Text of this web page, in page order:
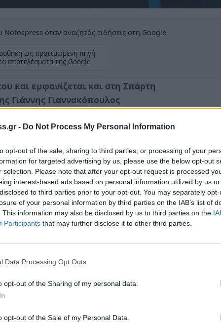
- Do Not Process My Personal Information
opt-out of the sale, sharing to third parties, or processing of your
for targeted advertising by us, please use the below opt-out
selection. Please note that after your opt-out request is processed
interest-based ads based on personal information utilized by us
to third parties prior to your opt-out. You may separately
of your personal information by third parties on the IAB’s list of
This information may also be disclosed by us to third parties on the
Participants that may further disclose it to other third parties.
Data Processing Opt Outs
opt-out of the Sharing of my personal data.
opt-out of the Sale of my Personal Data.
όταν αναζητάς ειδήσεις στη Google
ως προτιμώμενη πηγή
αποτελέσματα της Google
και εμφανίζεται και στη Σπάρτη
Γιάννης Γιαννακόπουλος
που είναι πιο γρήγορος από τη σκιά
αλλά μάλλον είναι από άλλο πλανήτη.
για σκέψη και συγκινεί. Στα λάιβ του
σε κάθε του ρίμα.Τον Ιούλιο στις 15
που θα έχει στήσει το Νομικό Πρόσωπο
Ευρώτα, στη παλαιά γέφυρα και είσοδο
Hop από άλλες πόλεις θα γιορτάσει την
πόλη που δεν τον γνώρισε τόσο καλά
τα 15 χρόνια του στη σκηνή. «Έλεγα
40 χρονών;”. Και πώς να στο πω, νιώθω
μου φάση, ότι έχω πόσα χρόνια